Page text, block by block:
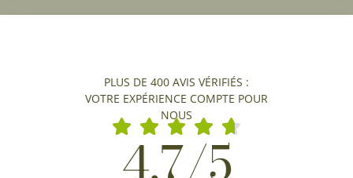
PLUS DE 400 AVIS VÉRIFIÉS :
VOTRE EXPÉRIENCE COMPTE POUR
NOUS
4,7/5